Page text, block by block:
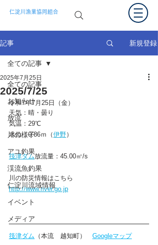
仁淀川漁業協同組合
記事 新規登録
全ての記事
お知らせ
放流
川の様子
アユ釣果
渓流魚釣果
仁淀川流域情報
イベント
メディア
全ての記事
2025/7/25
2025年7月25日
令和7年7月25日（金）
天気：晴・曇り
気温：29℃
水位：0.86ｍ（伊野）
筏津ダム放流量：45.00㎥/s
川の防災情報はこちら
http://www.river.go.jp
筏津ダム （本流　越知町） Googleマップ